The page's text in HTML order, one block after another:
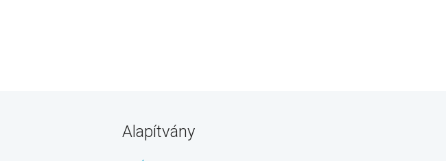
Alapítvány